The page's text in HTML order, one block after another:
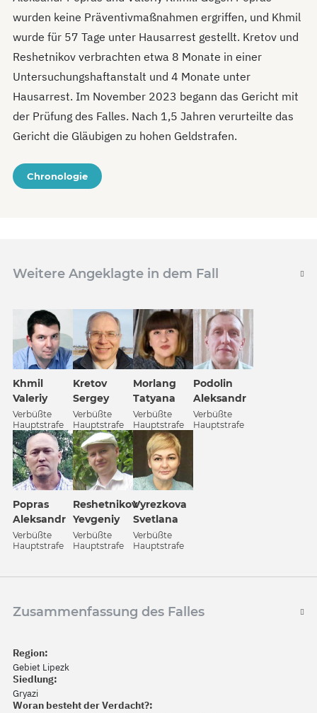
wurden keine Präventivmaßnahmen ergriffen, und Khmil
wurde für 57 Tage unter Hausarrest gestellt. Kretov und
Reshetnikov verbrachten etwa 8 Monate in einer
Untersuchungshaftanstalt und 4 Monate unter
Hausarrest. Im November 2023 begann das Gericht mit
der Prüfung des Falles. Nach 1,5 Jahren verurteilte das
Gericht die Gläubigen zu hohen Geldstrafen.
Chronologie
Weitere Angeklagte in dem Fall
Khmil
Valeriy
Verbüßte
Hauptstrafe
Kretov
Sergey
Verbüßte
Hauptstrafe
Morlang
Tatyana
Verbüßte
Hauptstrafe
Podolin
Aleksandr
Verbüßte
Hauptstrafe
Popras
Aleksandr
Verbüßte
Hauptstrafe
Reshetnikov
Yevgeniy
Verbüßte
Hauptstrafe
Vyrezkova
Svetlana
Verbüßte
Hauptstrafe
Zusammenfassung des Falles
Region:
Gebiet Lipezk
Siedlung:
Gryazi
Woran besteht der Verdacht?: